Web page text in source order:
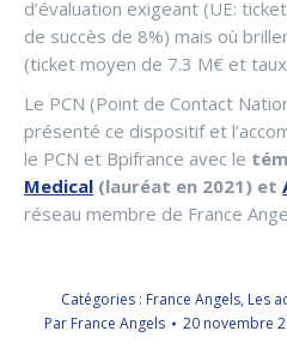
d’évaluation exigeant (UE:
de succès de 8%) mais où
(ticket moyen de 7.3 M€ et
Le PCN (Point de Contact
présenté ce dispositif et
le PCN et Bpifrance avec le
Medical (lauréat en 2021) et
réseau membre de France
Catégories : France Angels, Les
Par France Angels 20 novembre